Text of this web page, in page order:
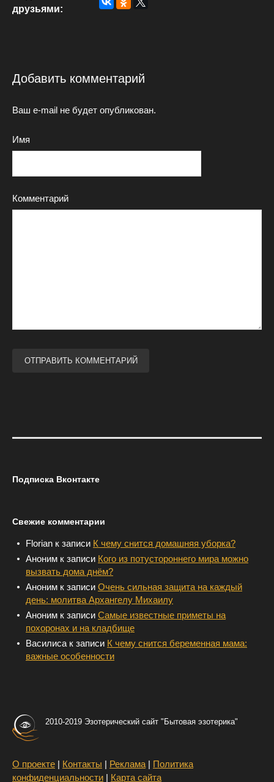
друзьями:
Добавить комментарий
Ваш e-mail не будет опубликован.
Имя
Комментарий
Подписка Вконтакте
Свежие комментарии
Florian к записи К чему снится домашняя уборка?
Аноним к записи Кого из потустороннего мира можно
вызвать дома днём?
Аноним к записи Очень сильная защита на каждый
день: молитва Архангелу Михаилу
Аноним к записи Самые известные приметы на
похоронах и на кладбище
Василисак записи К чему снится беременная мама:
важные особенности
2010-2019 Эзотерический сайт "Бытовая эзотерика"
О проекте | Контакты | Реклама| Политика
конфиденциальности | Карта сайта